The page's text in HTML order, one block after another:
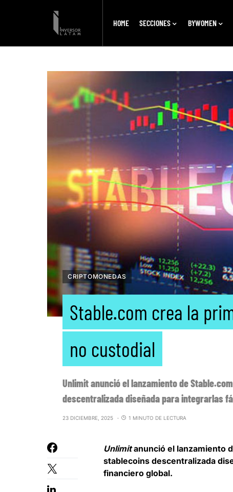
HOME SECCIONES BYWOMEN
CRIPTOMONEDAS
Stable.com crea la
no custodial
Unlimit anunció el lanzamiento de
descentralizada diseñada para integrarlas
23 DICIEMBRE, 2025 1 MINUTO DE LECTURA
Unlimitanunció el lanzamiento
stablecoins descentralizada
financiero global.